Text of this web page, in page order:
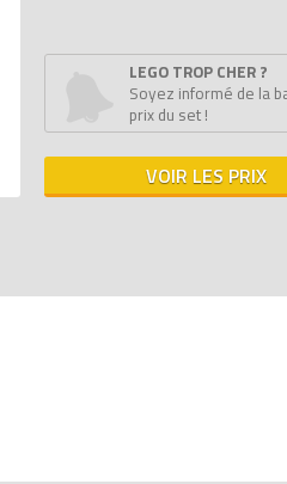
LEGO TROP CHER ?
Soyez informé de la
prix du set !
VOIR LES PRIX